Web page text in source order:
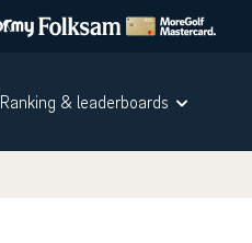
Ranking & leaderboards